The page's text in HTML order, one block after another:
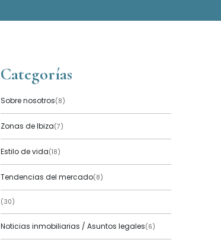
Categorías
Sobre nosotros(8)
Zonas de Ibiza(7)
Estilo de vida(18)
Tendencias del mercado(8)
(30)
Noticias inmobiliarias / Asuntos legales(6)